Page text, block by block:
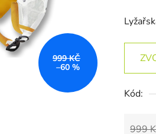
Kód:
999
999 KČ
–60 %